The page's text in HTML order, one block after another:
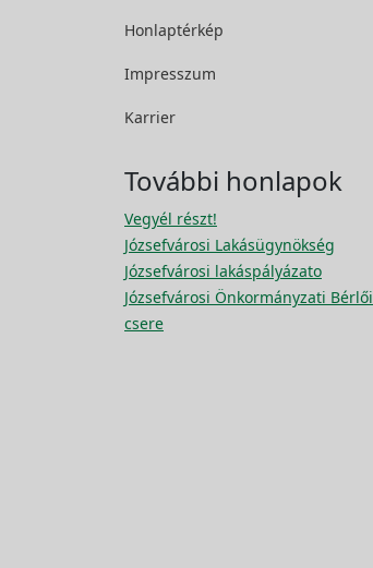
Honlaptérkép
Impresszum
Karrier
További honlapok
Vegyél részt!
Józsefvárosi Lakásügynökség
Józsefvárosi lakáspályázato
Józsefvárosi Önkormányzati Bérlői
csere